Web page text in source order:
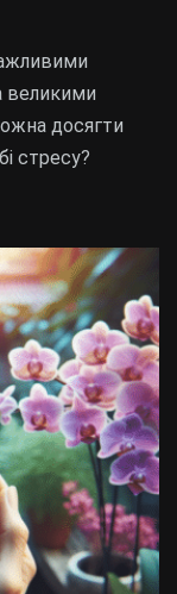
великими
досягти
стресу?